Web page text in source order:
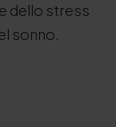
dello stress
sonno.